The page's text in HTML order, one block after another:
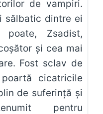
de vampiri.
sălbatic dintre ei
Zsadist,
și cea mai
Fost sclav de
cicatricile
de suferință și
pentru